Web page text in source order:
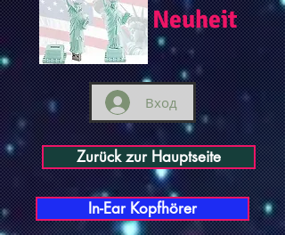
Neuheit
Вход
Zurück zur Hauptseite
In-Ear Kopfhörer